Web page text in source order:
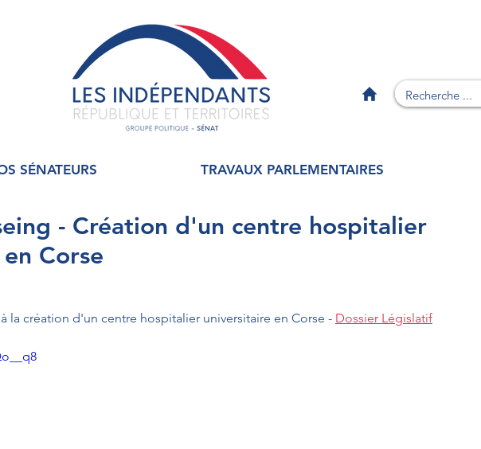
SÉNATEURS TRAVAUX PARLEMENTAIRES
- Création d'un centre hospitalier
Corse
la création d'un centre hospitalier universitaire en Corse - Dossier Législatif